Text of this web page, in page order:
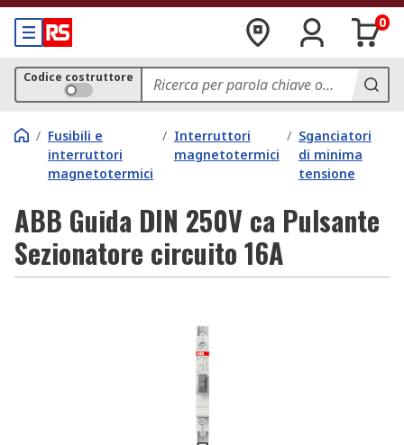
0
Codice costruttore
/ Fusibili e
interruttori
magnetotermici
/ Interruttori
magnetotermici
/ Sganciatori
di minima
tensione
ABB Guida DIN 250V ca Pulsante
Sezionatore circuito 16A